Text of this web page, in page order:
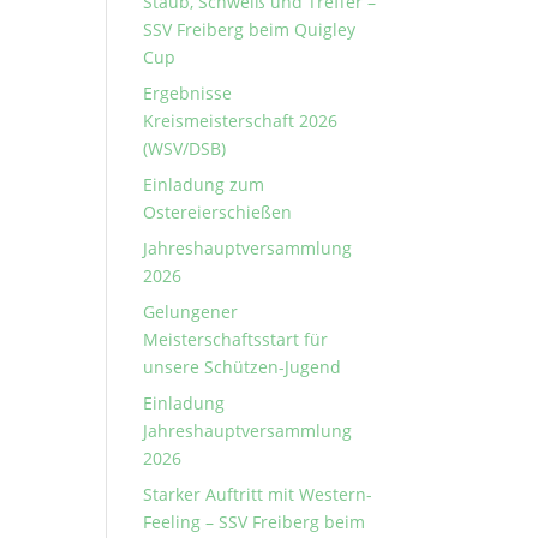
SSV Freiberg beim Quigley
Cup
Ergebnisse
Kreismeisterschaft 2026
(WSV/DSB)
Einladung zum
Ostereierschießen
Jahreshauptversammlung
2026
Gelungener
Meisterschaftsstart für
unsere Schützen-Jugend
Einladung
Jahreshauptversammlung
2026
Starker Auftritt mit Western-
Feeling – SSV Freiberg beim